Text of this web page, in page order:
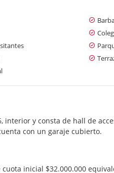
y consta de hall de
con un garaje cubierto.
inicial $32.000.000